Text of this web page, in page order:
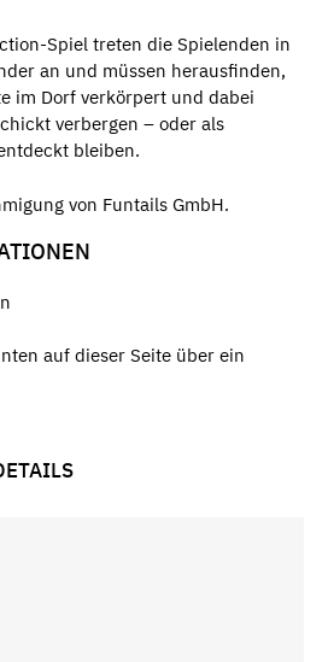
Spiel treten die Spielenden in
an und müssen herausfinden,
im Dorf verkörpert und dabei
verbergen – oder als
bleiben.
von Funtails GmbH.
auf dieser Seite über ein